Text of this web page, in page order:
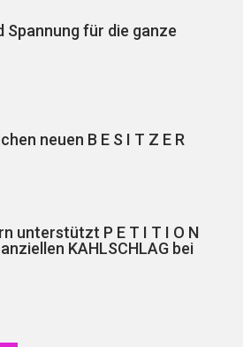
Spannung für die ganze
neuen B E S I T Z E R
unterstützt P E T I T I O N
KAHLSCHLAG bei